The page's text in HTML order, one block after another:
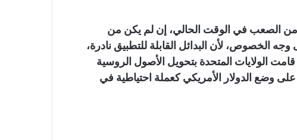
الصعب في الوقت الحالي، إن لم يكن من
الخصوص، لأن البدائل القابلة للتطبيق نادرة،
الولايات المتحدة بتحويل الأصول الروسية
على وضع الدولار الأمريكي كعملة احتياطية في